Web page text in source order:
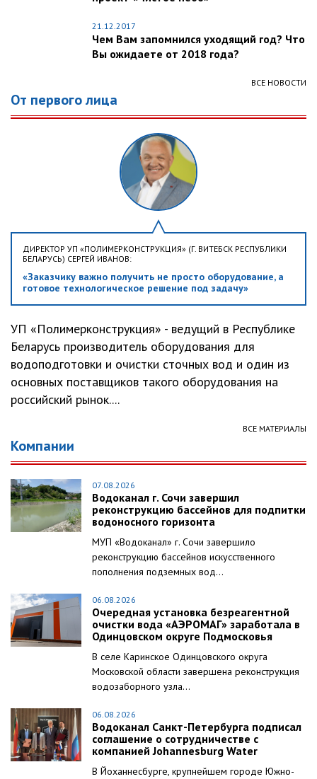
21.12.2017
Чем Вам запомнился уходящий год? Что
Вы ожидаете от 2018 года?
ВСЕ НОВОСТИ
От первого лица
ДИРЕКТОР УП «ПОЛИМЕРКОНСТРУКЦИЯ» (Г. ВИТЕБСК РЕСПУБЛИКИ
БЕЛАРУСЬ) СЕРГЕЙ ИВАНОВ:
«Заказчику важно получить не просто оборудование, а
готовое технологическое решение под задачу»
УП «Полимерконструкция» - ведущий в Республике
Беларусь производитель оборудования для
водоподготовки и очистки сточных вод и один из
основных поставщиков такого оборудования на
российский рынок....
ВСЕ МАТЕРИАЛЫ
Компании
07.08.2026
Водоканал г. Сочи завершил
реконструкцию бассейнов для подпитки
водоносного горизонта
МУП «Водоканал» г. Сочи завершило
реконструкцию бассейнов искусственного
пополнения подземных вод...
06.08.2026
Очередная установка безреагентной
очистки вода «АЭРОМАГ» заработала в
Одинцовском округе Подмосковья
В селе Каринское Одинцовского округа
Московской области завершена реконструкция
водозаборного узла...
06.08.2026
Водоканал Санкт-Петербурга подписал
соглашение о сотрудничестве с
компанией Johannesburg Water
В Йоханнесбурге, крупнейшем городе Южно-